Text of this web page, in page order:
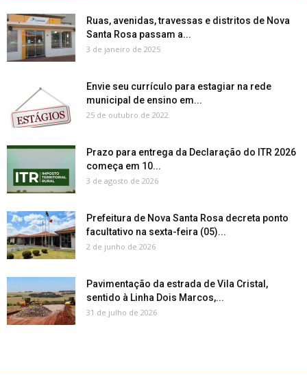
Ruas, avenidas, travessas e distritos de Nova
Santa Rosa passam a...
3 de janeiro de 2025
Envie seu currículo para estagiar na rede
municipal de ensino em...
25 de outubro de 2022
Prazo para entrega da Declaração do ITR 2026
começa em 10...
3 de agosto de 2026
Prefeitura de Nova Santa Rosa decreta ponto
facultativo na sexta-feira (05)...
2 de junho de 2026
Pavimentação da estrada de Vila Cristal,
sentido à Linha Dois Marcos,...
31 de julho de 2026